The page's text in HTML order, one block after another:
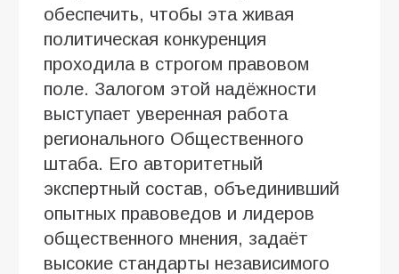
обеспечить, чтобы эта живая
политическая конкуренция
проходила в строгом правовом
поле. Залогом этой надёжности
выступает уверенная работа
регионального Общественного
штаба. Его авторитетный
экспертный состав, объединивший
опытных правоведов и лидеров
общественного мнения, задаёт
высокие стандарты независимого